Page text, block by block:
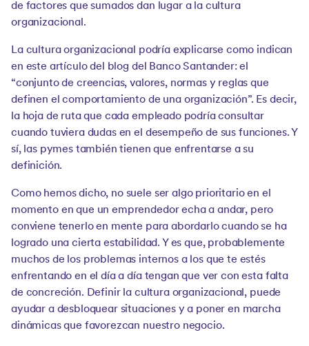
de factores que sumados dan lugar a la cultura
organizacional.
La cultura organizacional podría explicarse como indican
en este artículo del blog del Banco Santander: el
“conjunto de creencias, valores, normas y reglas que
definen el comportamiento de una organización”. Es decir,
la hoja de ruta que cada empleado podría consultar
cuando tuviera dudas en el desempeño de sus funciones. Y
sí, las pymes también tienen que enfrentarse a su
definición.
Como hemos dicho, no suele ser algo prioritario en el
momento en que un emprendedor echa a andar, pero
conviene tenerlo en mente para abordarlo cuando se ha
logrado una cierta estabilidad. Y es que, probablemente
muchos de los problemas internos a los que te estés
enfrentando en el día a día tengan que ver con esta falta
de concreción. Definir la cultura organizacional, puede
ayudar a desbloquear situaciones y a poner en marcha
dinámicas que favorezcan nuestro negocio.